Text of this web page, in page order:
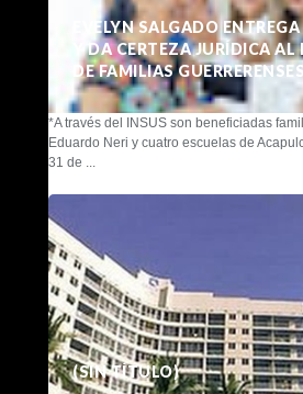
EVELYN SALGADO
Y DA CERTEZA JURÍDICA
DE FAMILIAS GUERRERENSES
*A través del INSUS son beneficiadas
Eduardo Neri y cuatro escuelas de
31 de ...
(SIN TÍTULO)